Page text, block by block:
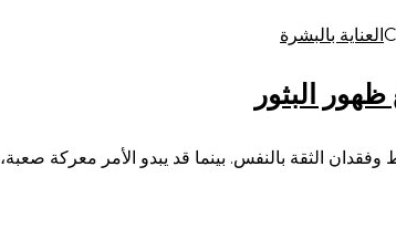
العناية بالبشرة
البثور
الثقة بالنفس. بينما قد يبدو الأمر معركة